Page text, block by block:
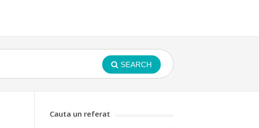
SEARCH
Cauta un referat